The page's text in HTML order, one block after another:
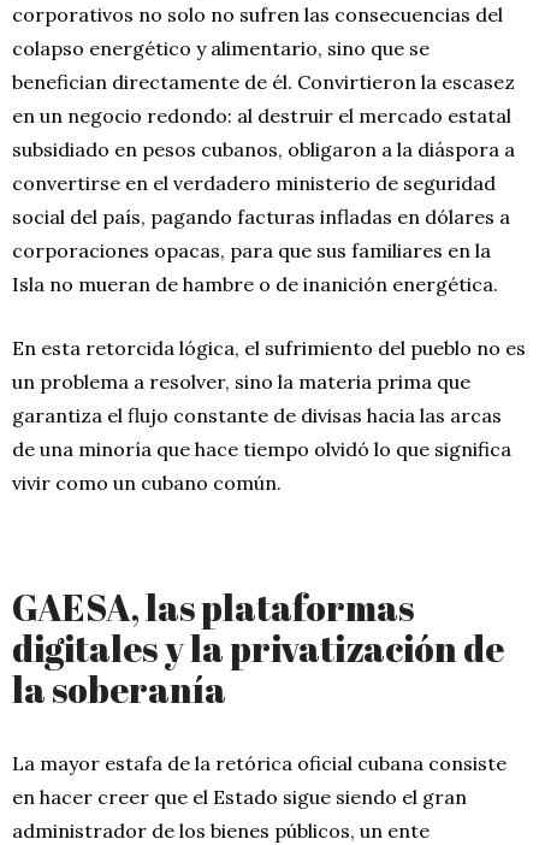
corporativos no solo no sufren las consecuencias del
colapso energético y alimentario, sino que se
benefician directamente de él. Convirtieron la escasez
en un negocio redondo: al destruir el mercado estatal
subsidiado en pesos cubanos, obligaron a la diáspora a
convertirse en el verdadero ministerio de seguridad
social del país, pagando facturas infladas en dólares a
corporaciones opacas, para que sus familiares en la
Isla no mueran de hambre o de inanición energética.
En esta retorcida lógica, el sufrimiento del pueblo no es
un problema a resolver, sino la materia prima que
garantiza el flujo constante de divisas hacia las arcas
de una minoría que hace tiempo olvidó lo que significa
vivir como un cubano común.
GAESA, las plataformas
digitales y la privatización de
la soberanía
La mayor estafa de la retórica oficial cubana consiste
en hacer creer que el Estado sigue siendo el gran
administrador de los bienes públicos, un ente